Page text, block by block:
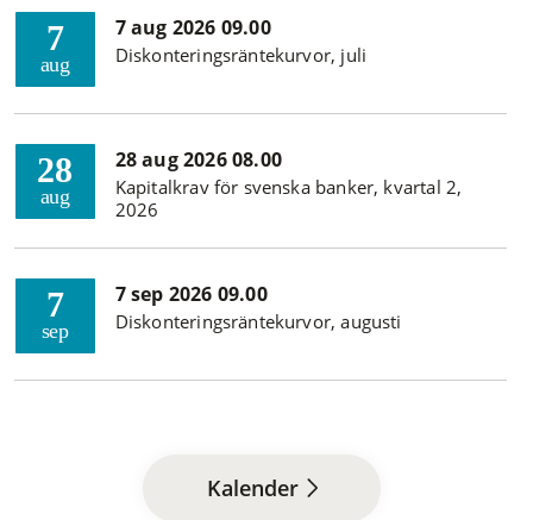
7
aug
7 aug 2026 09.00
Diskonteringsräntekurvor, juli
28
aug
28 aug 2026 08.00
Kapitalkrav för svenska banker, kvartal 2,
2026
7
sep
7 sep 2026 09.00
Diskonteringsräntekurvor, augusti
Kalender